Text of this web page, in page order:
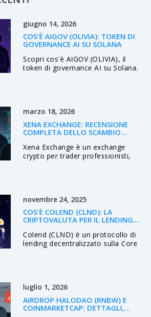
giugno 14, 2026
COS'È AIGOV (OLIVIA): TOKEN DI
GOVERNANCE AI SU SOLANA
Scopri cos'è AIGOV (OLIVIA), il
token di governance AI su Solana.
marzo 18, 2026
XENA EXCHANGE: RECENSIONE
COMPLETA DELLO SCAMBIO
PROFESSIONISTI
Xena Exchange è un exchange
crypto per trader professionisti,
chi conosce già il mercato e
accetta i rischi.
novembre 24, 2025
COS'È COLEND (CLND): LA
CRIPTOVALUTA PER IL LENDING
Colend (CLND) è un protocollo di
lending decentralizzato sulla Core
nascente settore BTCFi, con un
modello unico di abbonamento
mensile e governance avanzata.
luglio 1, 2026
AIRDROP HALODAO (RNBW) E
COINMARKETCAP: DETTAGLI,